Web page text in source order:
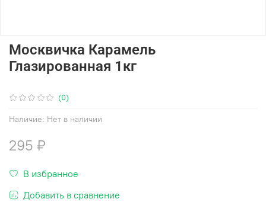
(0)
Наличие: Нет в наличии
Москвичка Карамель
Глазированная 1кг
295 ₽
В избранное
Добавить в сравнение